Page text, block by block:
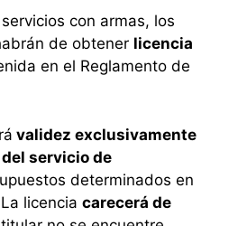
con armas, los
de obtener licencia
en el Reglamento de
validez exclusivamente
servicio de
determinados en
licencia carecerá de